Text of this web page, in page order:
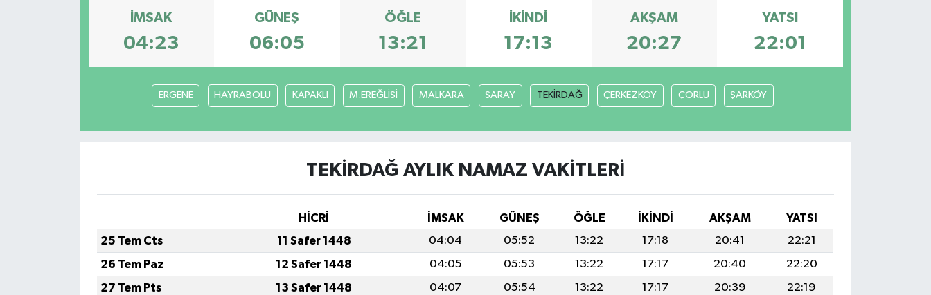
İMSAK
04:23
GÜNEŞ
06:05
ÖĞLE
13:21
İKINDI
17:13
AKŞAM
20:27
YATSI
22:01
ERGENE HAYRABOLU KAPAKLI M.EREĞLİSİ MALKARA SARAY TEKİRDAĞ ÇERKEZKÖY ÇORLU ŞARKÖY
TEKİRDAĞ AYLIK NAMAZ VAKITLERI
HİCRİ İMSAK GÜNEŞ ÖĞLE İKINDI AKŞAM
YATSI
25 Tem Cts
11 Safer 1448 04:04 05:52 13:22 17:18 20:41
22:21
26 Tem Paz
12 Safer 1448 04:05 05:53 13:22 17:17 20:40
22:20
27 Tem Pts
13 Safer 1448 04:07 05:54 13:22 17:17 20:39
22:19